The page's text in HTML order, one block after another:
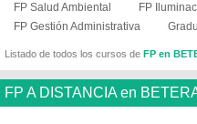
FP Salud Ambiental
FP
FP Gestión Administrativa
Listado de todos los cursos de FP en
FP A DISTANCIA en